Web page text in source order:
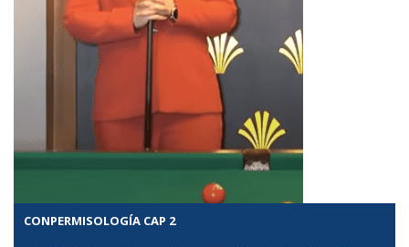
CONPERMISOLOGÍA CAP 2